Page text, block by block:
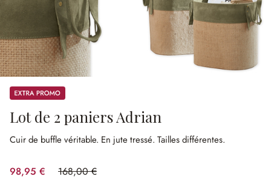
Promos
Lot de 2 paniers Adrian
Cuir de buffle véritable. En jute tressé. Tailles différentes.
98,95 € 168,00 €
(41.1%spared)